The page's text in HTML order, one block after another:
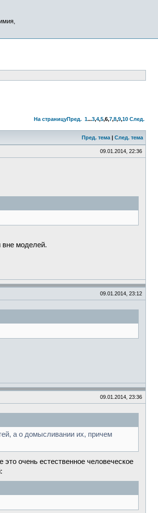
На страницуПред. 1...3,4,5,6,7,8,9,10 След.
Пред. тема | След. тема
09.01.2014, 22:36
вне моделей.
09.01.2014, 23:12
09.01.2014, 23:36
а о домысливании их, причем
очень естественное человеческое